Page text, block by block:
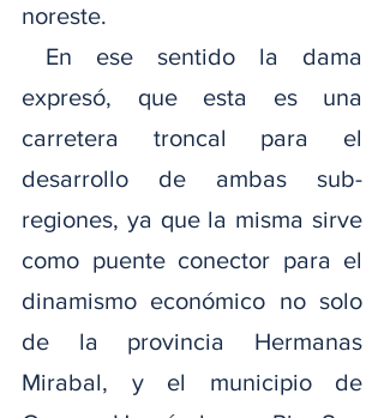
noreste.
En ese sentido la dama
expresó, que esta es una
carretera troncal para el
desarrollo de ambas sub-
regiones, ya que la misma sirve
como puente conector para el
dinamismo económico no solo
de la provincia Hermanas
Mirabal, y el municipio de